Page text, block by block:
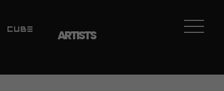
ARTISTS